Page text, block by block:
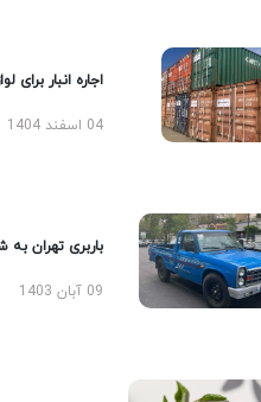
اجاره انبار برای
04 اسفند 1404
باربری تهران به
09 آبان 1403